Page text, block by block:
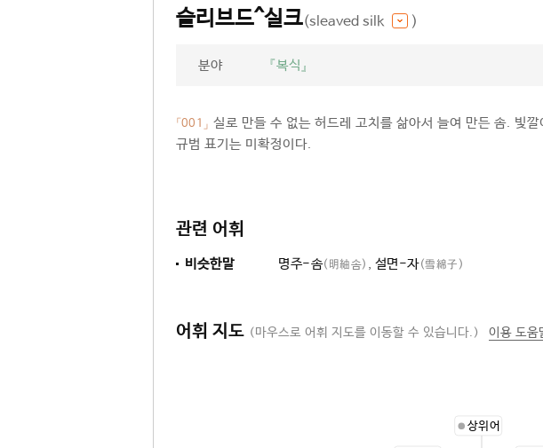
슬리브드^실크(sleaved silk )
분야 『복식』
「001」 실로 만들 수 없는 허드레 고치를 삶아서 늘여 만든 솜. 빛
규범 표기는 미확정이다.
관련 어휘
비슷한말 명주-솜(明紬솜) , 설면-자(雪綿子)
어휘 지도 (마우스로 어휘 지도를 이동할 수 있습니다.) 이용 도움
상위어